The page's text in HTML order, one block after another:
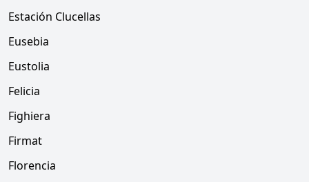
Estación Clucellas
Eusebia
Eustolia
Felicia
Fighiera
Firmat
Florencia